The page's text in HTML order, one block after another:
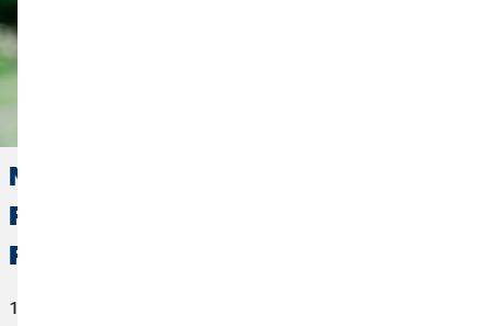
Nachhaltige Geldanlagen – Green
Finance und Nachhaltigkeit in der
Finanzbranche
12. August 2020